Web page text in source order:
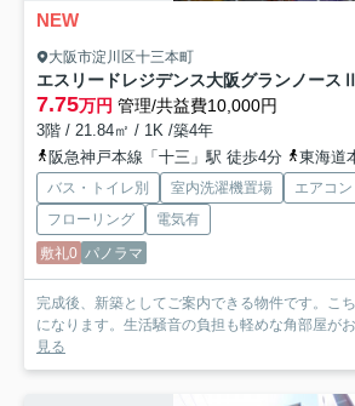
NEW
大阪市淀川区十三本町
エスリードレジデンス大阪グランノースⅡ
7.75万円 管理/共益費10,000円
3階 / 21.84㎡ / 1K /築4年
阪急神戸本線「十三」駅 徒歩4分
東海道本
バス・トイレ別 室内洗濯機置場 エアコン
フローリング
電気有
敷礼0 パノラマ
完成後、新築としてご案内できる物件です。こ
になります。生活騒音の負担も軽めな角部屋が
見る